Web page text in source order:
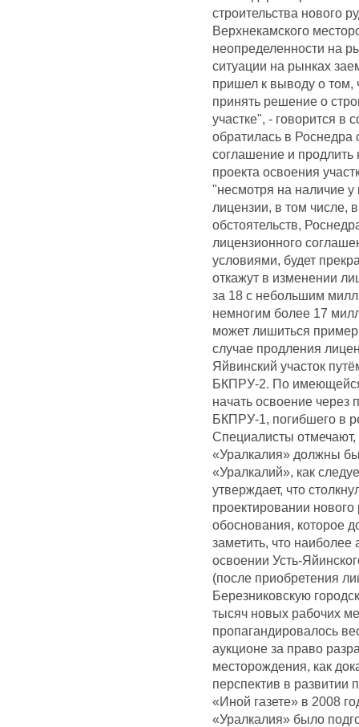
строительства нового
Верхнекамского
неопределенности на
ситуации на рынках
пришел к выводу о том,
принять решение о
участке", - говорится
обратилась в Роснедра
соглашение и продлить
проекта освоения
"несмотря на наличие
лицензии, в том числе,
обстоятельств,
лицензионного
условиями, будет
откажут в изменении
за 18 с небольшим
немногим более 17
может лишиться
случае продления
Яйвинский участок
БКПРУ-2. По
начать освоение через
БКПРУ-1, погибшего в
Специалисты отмечают,
«Уралкалия» должны
«Уралкалий», как
утверждает, что
проектировании нового
обоснования, которое
заметить, что наиболее
освоении Усть-
(после приобретения
Березниковскую
тысяч новых рабочих
пропагандировалось
аукционе за право
месторождения, как
перспектив в развитии
«Иной газете» в 2008
«Уралкалия» было